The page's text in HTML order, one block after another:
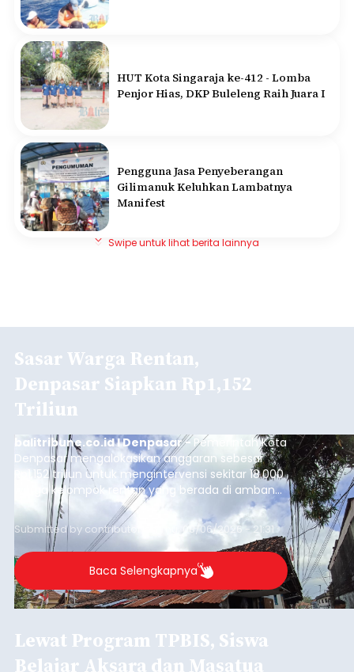
HUT Kota Singaraja ke-412 - Lomba
Penjor Hias, DKP Buleleng Raih Juara I
Pengguna Jasa Penyeberangan
Gilimanuk Keluhkan Lambatnya
Manifest
Swipe untuk lihat berita lainnya
Sasar Warga Rentan,
Denpasar Siapkan Rp1,152
Triliun
balitribune.co.id I Denpasar - Pemerintah Kota
Denpasar mengalokasikan anggaran sebesar
Rp1,152 triliun untuk mengintervensi sekitar 18.000
warga kelompok rentan yang berada di ambang
garis kemiskinan. Langkah strategis ini diambil
guna menjaga masyarakat yang berada pada
kelompok desil 5 dan 6 tersebut agar tidak
merosot ke kategori miskin.
Submitted by contributor Thu, 08/06/2026 - 21:31
Baca Selengkapnya
Lewat Program TPBIS, Siswa
Belajar Aksara dan Masatua